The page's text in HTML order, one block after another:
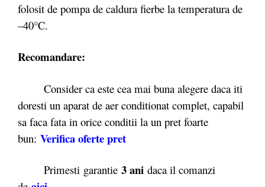
folosit de pompa de caldura fierbe la temperatura de
–40°C.
Recomandare:
Consider ca este cea mai buna alegere daca iti
doresti un aparat de aer conditionat complet, capabil
sa faca fata in orice conditii la un pret foarte
bun: Verifica oferte pret
Primesti garantie 3 ani daca il comanzi